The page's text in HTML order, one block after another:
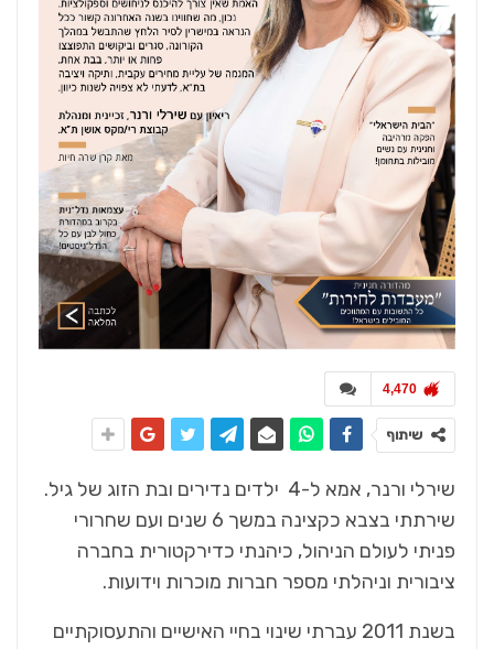
4,470
שיתוף
שירלי ורנר, אמא ל-4 ילדים נדירים ובת הזוג של גיל.
שירתתי בצבא כקצינה במשך 6 שנים ועם שחרורי
פניתי לעולם הניהול, כיהנתי כדירקטורית בחברה
ציבורית וניהלתי מספר חברות מוכרות וידועות.
בשנת 2011 עברתי שינוי בחיי האישיים והתעסוקתיים